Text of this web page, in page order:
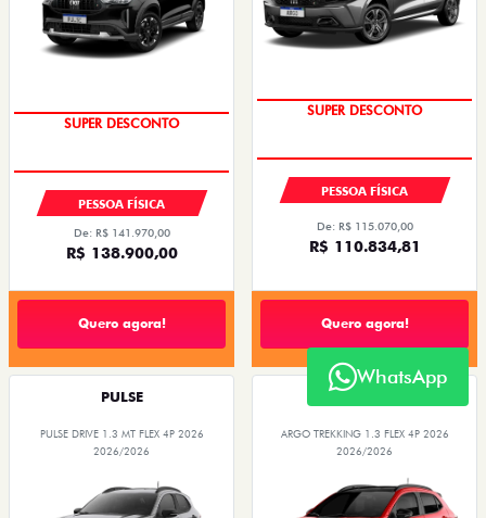
SUPER DESCONTO
PESSOA FÍSICA
De: R$ 141.970,00
R$ 138.900,00
Quero agora!
SUPER DESCONTO
PESSOA FÍSICA
De: R$ 115.070,00
R$ 110.834,81
Quero agora!
PULSE
PULSE DRIVE 1.3 MT FLEX 4P 2026
2026/2026
ARGO
ARGO TREKKING 1.3 FLEX 4P 2026
2026/2026
WhatsApp